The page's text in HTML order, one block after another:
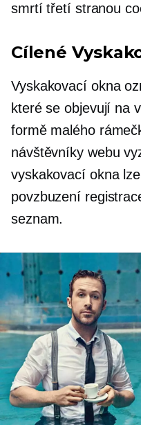
smrtítřetí stranou
Cílené
Vyskakovací okna
které se objevují na
formě malého
návštěvníky webu
vyskakovací okna
povzbuzení
seznam.